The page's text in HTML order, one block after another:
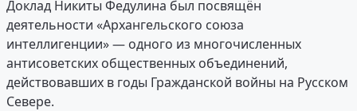
Доклад Никиты Федулина был посвящён
деятельности «Архангельского союза
интеллигенции» — одного из многочисленных
антисоветских общественных объединений,
действовавших в годы Гражданской войны на Русском
Севере.